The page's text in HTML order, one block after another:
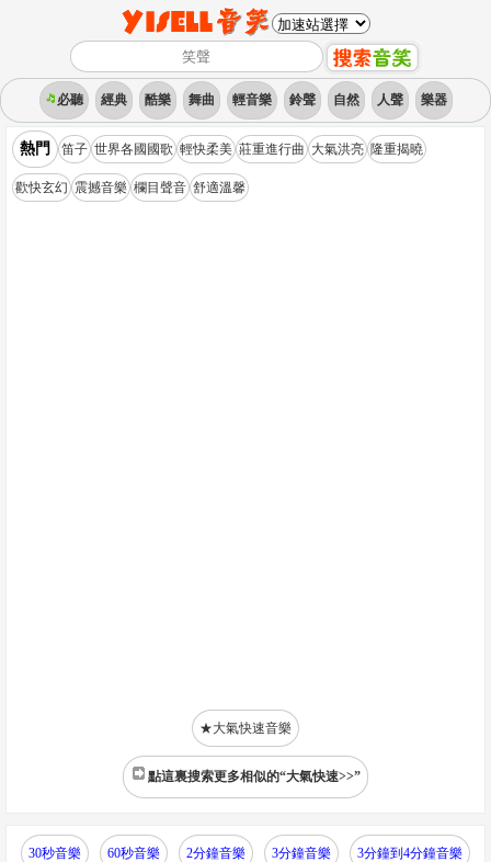
必聽 經典 酷樂 舞曲 輕音樂 鈴聲 自然 人聲 樂器
熱門 笛子 世界各國國歌 輕快柔美 莊重進行曲 大氣洪亮 隆重揭曉
歡快玄幻 震撼音樂 欄目聲音 舒適溫馨
★大氣快速音樂
點這裏搜索更多相似的“大氣快速>>”
30秒音樂 60秒音樂 2分鐘音樂 3分鐘音樂 3分鐘到4分鐘音樂